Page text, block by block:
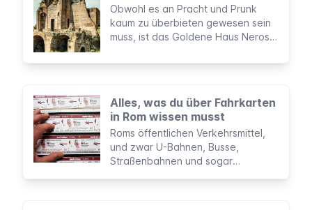
Obwohl es an Pracht und Prunk
kaum zu überbieten gewesen sein
muss, ist das Goldene Haus Neros
unterirdischen Ruinen der
Führung besichtigen.
Alles, was du über Fahrkarten
in Rom wissen musst
Roms öffentlichen Verkehrsmittel,
und zwar U-Bahnen, Busse,
Straßenbahnen und sogar